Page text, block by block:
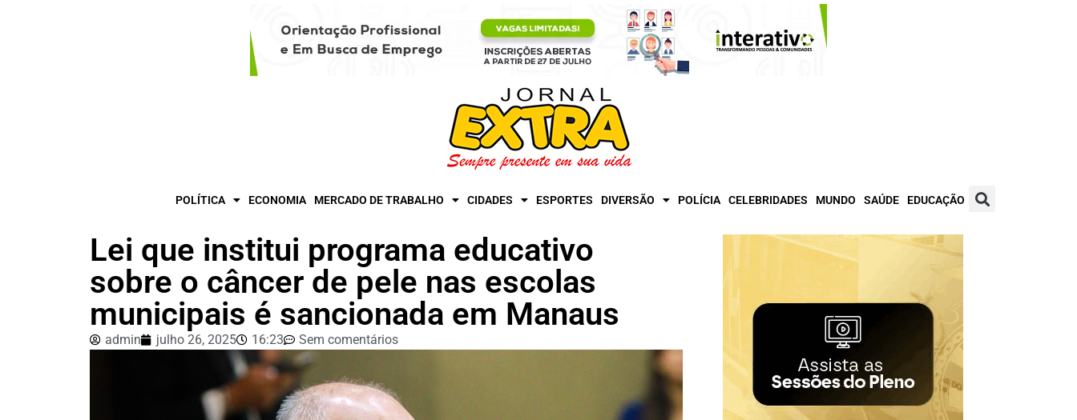
POLÍTICA ECONOMIA MERCADO DE TRABALHO CIDADES ESPORTES DIVERSÃO POLÍCIA CELEBRIDADES MUNDO SAÚDE EDUCAÇÃO
Lei que institui programa educativo
sobre o câncer de pele nas escolas
municipais é sancionada em Manaus
admin julho 26, 2025 16:23 Sem comentários